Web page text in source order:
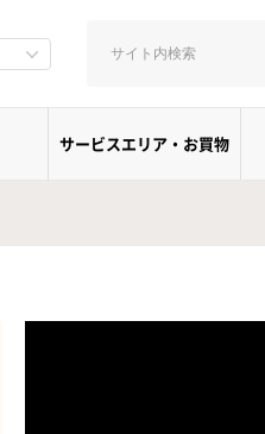
サービスエリア・お買物